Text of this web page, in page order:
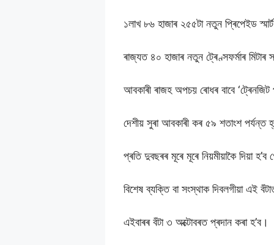
১লাখ ৮৬ হাজাৰ ২৫৫টা নতুন প্ৰিপেইড
ৰাজ্যত ৪০ হাজাৰ নতুন ট্ৰেণ্সফৰ্মাৰ মিটাৰ
আবকাৰী ৰাজহ অপচয় ৰোধৰ বাবে ‘ট্ৰেনজিট
দেশীয় সুৰা আবকাৰী কৰ ৫৯ শতাংশ পৰ্যন্ত
প্ৰতি দুবছৰৰ মূৰে মূৰে নিয়মীয়াকৈ দিয়া হ’ব
বিশেষ ব্যক্তি বা সংস্থাক দিবলগীয়া এই
এইবাৰৰ বঁটা ৩ অক্টোবৰত প্ৰদান কৰা হ’ব।